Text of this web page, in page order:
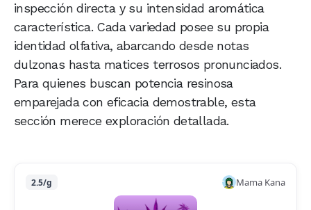
inspección directa y su intensidad aromática
característica. Cada variedad posee su propia
identidad olfativa, abarcando desde notas
dulzonas hasta matices terrosos pronunciados.
Para quienes buscan potencia resinosa
emparejada con eficacia demostrable, esta
sección merece exploración detallada.
2.5/g Mama Kana